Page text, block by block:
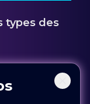
types des